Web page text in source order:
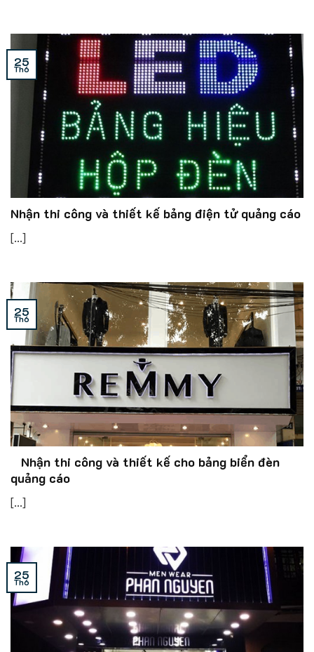
Nhận thi công và thiết kế bảng điện tử quảng cáo
[...]
25
Th6
Nhận thi công và thiết kế cho bảng biển đèn
quảng cáo
[...]
25
Th6
25
Th6